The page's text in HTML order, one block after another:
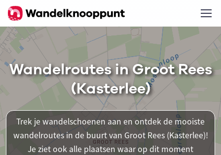
Wandelroutes in Groot Rees
(Kasterlee)
Trek je wandelschoenen aan en ontdek de mooiste
wandelroutes in de buurt van Groot Rees (Kasterlee)!
Je ziet ook alle plaatsen waar op dit moment